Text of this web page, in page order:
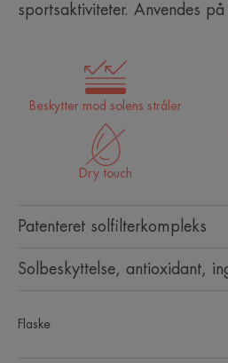
sportsaktiviteter. Anvendes
Beskytter mod solens stråler
Dry touch
Patenteret solfilterkompleks
Solbeskyttelse, antioxidant,
Flaske